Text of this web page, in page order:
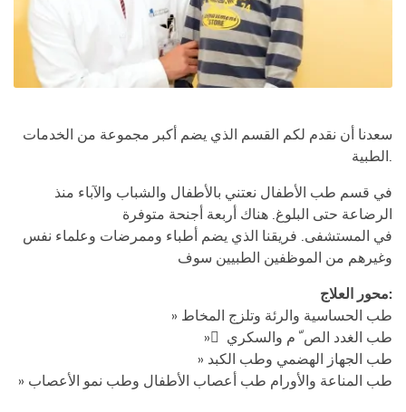
سعدنا أن نقدم لكم القسم الذي يضم أكبر مجموعة من الخدمات
الطبية.
في قسم طب الأطفال نعتني بالأطفال والشباب والآباء منذ
الرضاعة حتى البلوغ. هناك أربعة أجنحة متوفرة
في المستشفى. فريقنا الذي يضم أطباء وممرضات وعلماء نفس
وغيرهم من الموظفين الطبيين سوف
محور العلاج:
» طب الحساسية والرئة وتلزج المخاط
» ّ طب الغدد الص ّ م والسكري
» طب الجهاز الهضمي وطب الكبد
» طب المناعة والأورام طب أعصاب الأطفال وطب نمو الأعصاب